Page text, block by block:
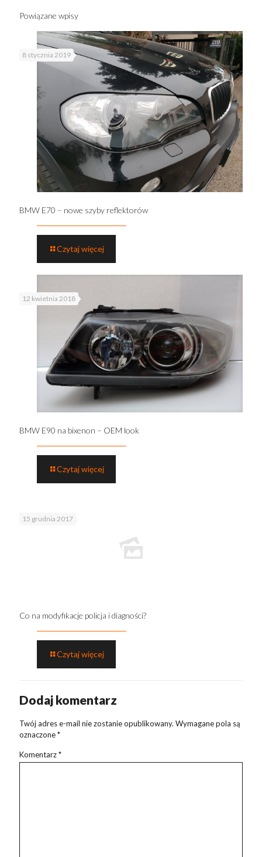
Powiązane wpisy
8 stycznia 2019
BMW E70 – nowe szyby reflektorów
Czytaj więcej
12 kwietnia 2018
BMW E90 na bixenon – OEM look
Czytaj więcej
15 grudnia 2017
Co na modyfikacje policja i diagności?
Czytaj więcej
Dodaj komentarz
Twój adres e-mail nie zostanie opublikowany. Wymagane pola są
oznaczone*
Komentarz*